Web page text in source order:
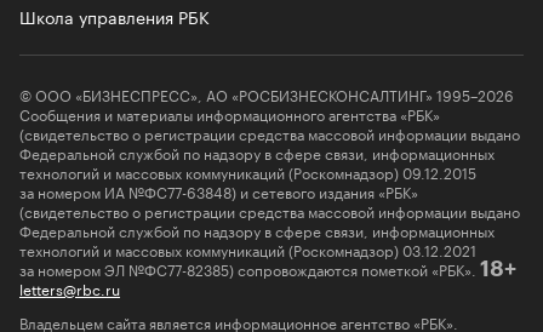
Школа управления РБК
© ООО «БИЗНЕСПРЕСС», АО «РОСБИЗНЕСКОНСАЛТИНГ» 1995–2026
Сообщения и материалы информационного агентства «РБК»
(свидетельство о регистрации средства массовой информации выдано
Федеральной службой по надзору в сфере связи, информационных
технологий и массовых коммуникаций (Роскомнадзор) 09.12.2015
за номером ИА №ФС77-63848) и сетевого издания «РБК»
(свидетельство о регистрации средства массовой информации выдано
Федеральной службой по надзору в сфере связи, информационных
технологий и массовых коммуникаций (Роскомнадзор) 03.12.2021
за номером ЭЛ №ФС77-82385) сопровождаются пометкой «РБК». 18+
letters@rbc.ru
Владельцем сайта является информационное агентство «РБК».